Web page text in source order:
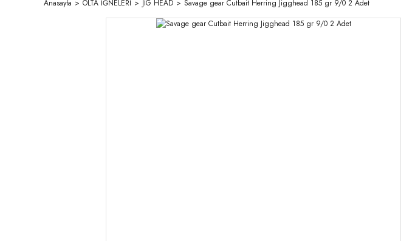
Anasayfa OLTA İĞNELERİ JİG HEAD Savage gear Cutbait Herring Jigghead 185 gr 9/0 2 Adet